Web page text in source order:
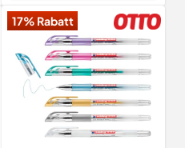
17% Rabatt